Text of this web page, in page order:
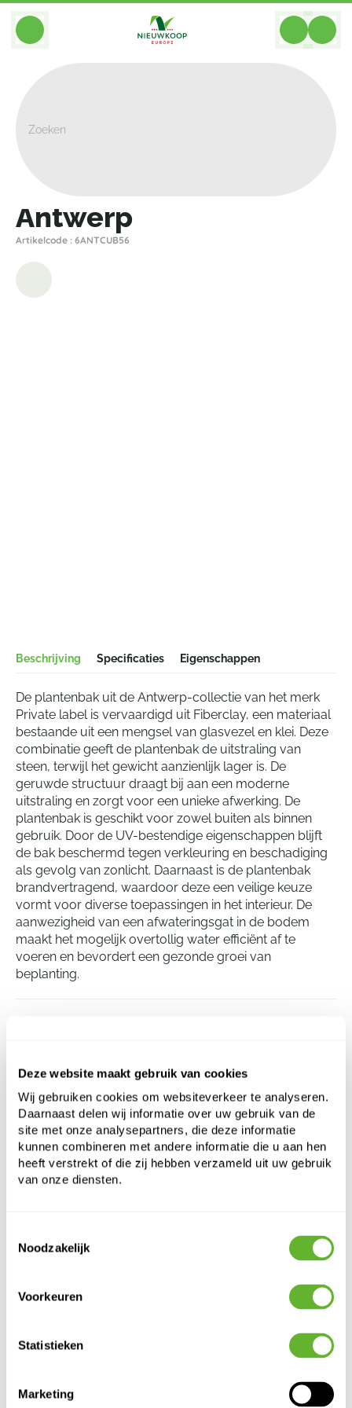
Deze website maakt gebruik van cookies
Wij gebruiken cookies om websiteverkeer te analyseren.
Daarnaast delen wij informatie over uw gebruik van de
site met onze analysepartners, die deze informatie
kunnen combineren met andere informatie die u aan hen
heeft verstrekt of die zij hebben verzameld uit uw gebruik
van onze diensten.
Noodzakelijk
Voorkeuren
Statistieken
Marketing
BACK
Antwerp
Artikelcode : 6ANTCUB56
Beschrijving Specificaties Eigenschappen
De plantenbak uit de Antwerp-collectie van het merk
Private label is vervaardigd uit Fiberclay, een materiaal
bestaande uit een mengsel van glasvezel en klei. Deze
combinatie geeft de plantenbak de uitstraling van
steen, terwijl het gewicht aanzienlijk lager is. De
geruwde structuur draagt bij aan een moderne
uitstraling en zorgt voor een unieke afwerking. De
plantenbak is geschikt voor zowel buiten als binnen
gebruik. Door de UV-bestendige eigenschappen blijft
de bak beschermd tegen verkleuring en beschadiging
als gevolg van zonlicht. Daarnaast is de plantenbak
brandvertragend, waardoor deze een veilige keuze
vormt voor diverse toepassingen in het interieur. De
aanwezigheid van een afwateringsgat in de bodem
maakt het mogelijk overtollig water efficiënt af te
voeren en bevordert een gezonde groei van
beplanting.
Hoogte:
37
Lengte:
37
Breedte:
37
Diepte:
36
Opening:
32